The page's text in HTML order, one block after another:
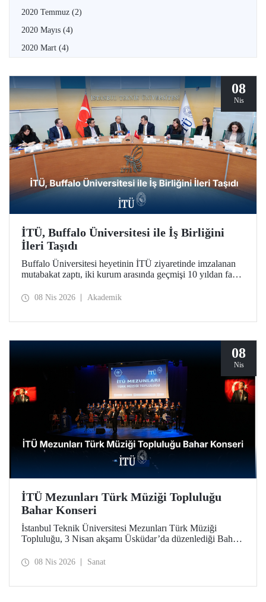
2020 Temmuz (2)
2020 Mayıs (4)
2020 Mart (4)
08
Nis
İTÜ, Buffalo Üniversitesi ile İş Birliğini
İleri Taşıdı
Buffalo Üniversitesi heyetinin İTÜ ziyaretinde imzalanan
mutabakat zaptı, iki kurum arasında geçmişi 10 yıldan fazla
08 Nis 2026 Akademik
08
Nis
İTÜ Mezunları Türk Müziği Topluluğu
Bahar Konseri
İstanbul Teknik Üniversitesi Mezunları Türk Müziği
Topluluğu, 3 Nisan akşamı Üsküdar’da düzenlediği Bahar
musikisinin en seçkin örneklerini dinleyicilerle buluşturdu.
08 Nis 2026 Sanat